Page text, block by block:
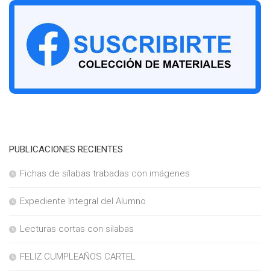
PUBLICACIONES RECIENTES
Fichas de sílabas trabadas con imágenes
Expediente Integral del Alumno
Lecturas cortas con silabas
FELIZ CUMPLEAÑOS CARTEL